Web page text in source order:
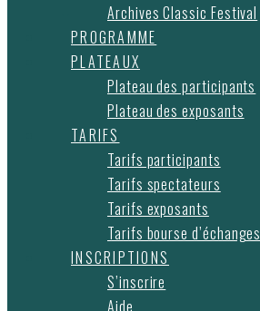
Archives Classic Festival
PROGRAMME
PLATEAUX
Plateau des participants
Plateau des exposants
TARIFS
Tarifs participants
Tarifs spectateurs
Tarifs exposants
Tarifs bourse d’échanges
INSCRIPTIONS
S’inscrire
Aide